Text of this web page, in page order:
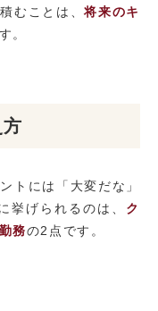
むことは、将来のキ
。
方
トには「大変だな」
挙げられるのは、 ク
務の2点です。